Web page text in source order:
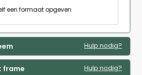
een formaat opgeven
Hulp nodig?
frame Hulp nodig?